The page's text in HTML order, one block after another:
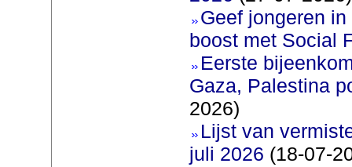
Geef jongeren
boost met Social
Eerste
Gaza, Palestina
2026)
Lijst van
juli 2026 (18-07-